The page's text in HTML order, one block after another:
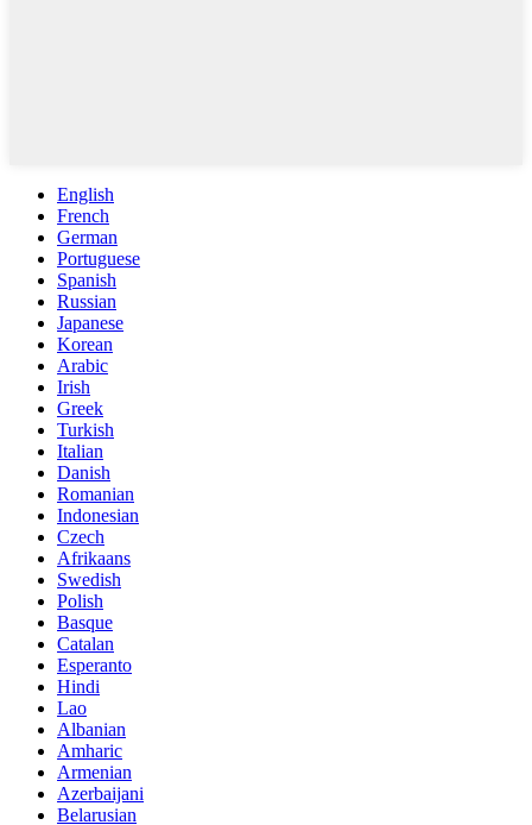
English
French
German
Portuguese
Spanish
Russian
Japanese
Korean
Arabic
Irish
Greek
Turkish
Italian
Danish
Romanian
Indonesian
Czech
Afrikaans
Swedish
Polish
Basque
Catalan
Esperanto
Hindi
Lao
Albanian
Amharic
Armenian
Azerbaijani
Belarusian